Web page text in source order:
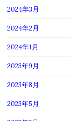
2024年3月
2024年2月
2024年1月
2023年9月
2023年8月
2023年5月